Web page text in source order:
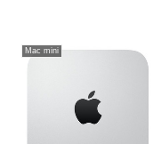
Mac mini